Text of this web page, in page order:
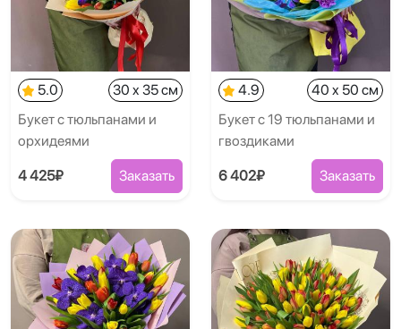
5.0
30 x 35 см
Букет с тюльпанами и
орхидеями
4 425₽ Заказать
4.9
40 x 50 см
Букет с 19 тюльпанами и
гвоздиками
6 402₽ Заказать